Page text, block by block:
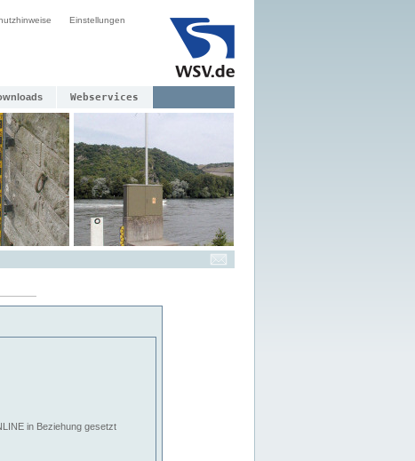
Einstellungen
Webservices
in Beziehung gesetzt